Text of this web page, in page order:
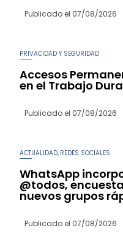
Publicado el 07/08/2026
PRIVACIDAD Y SEGURIDAD
Accesos
en el Trabajo
Publicado el 07/08/2026
ACTUALIDAD REDES SOCIALES
WhatsApp
@todos,
nuevos grupos
Publicado el 07/08/2026